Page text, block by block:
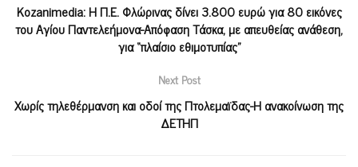
Kozanimedia: H Π.Ε. Φλώρινας δίνει 3.800 ευρώ για 80 εικόνες
του Αγίου Παντελεήμονα-Απόφαση Τάσκα, με απευθείας ανάθεση,
για “πλαίσιο εθιμοτυπίας”
Next Post
Χωρίς τηλεθέρμανση και οδοί της Πτολεμαϊδας-Η ανακοίνωση της
ΔΕΤΗΠ